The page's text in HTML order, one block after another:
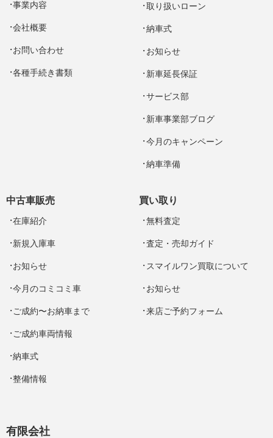
有限会社
事業内容
会社概要
お問い合わせ
各種手続き書類
取り扱いローン
納車式
お知らせ
新車延長保証
サービス部
新車事業部ブログ
今月のキャンペーン
納車準備
中古車販売
在庫紹介
新規入庫車
お知らせ
今月のコミコミ車
ご成約〜お納車まで
ご成約車両情報
納車式
整備情報
買い取り
無料査定
査定・売却ガイド
スマイルワン買取について
お知らせ
来店ご予約フォーム